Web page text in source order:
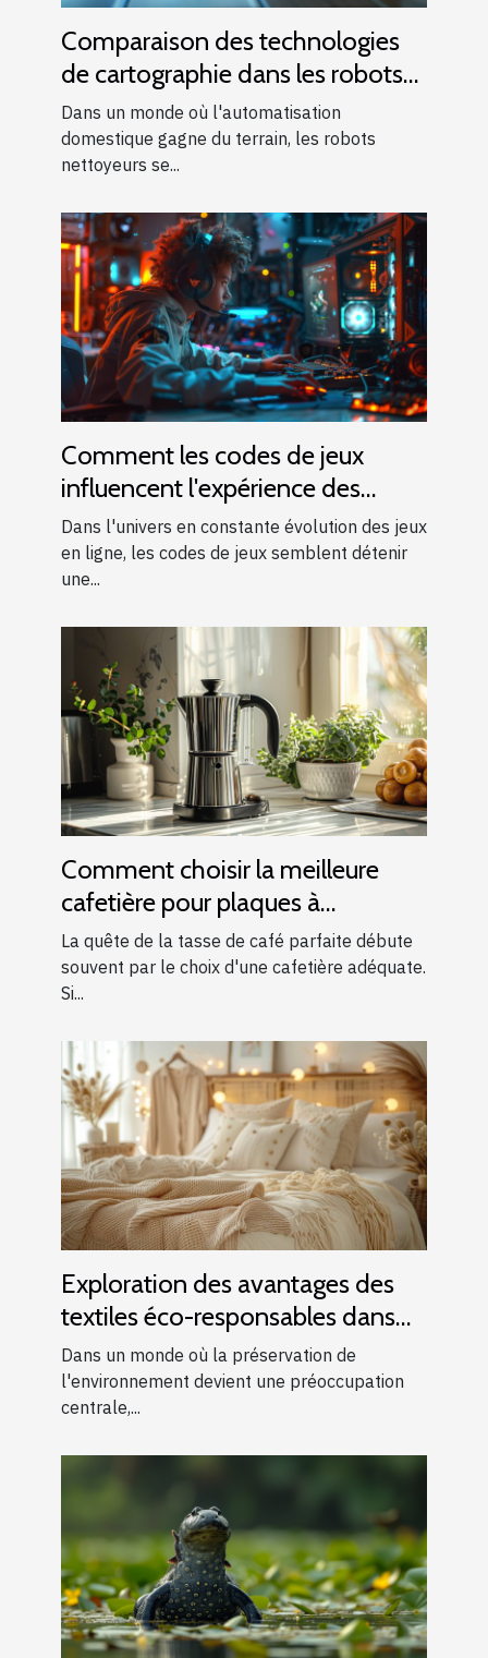
Comparaison des technologies
de cartographie dans les robots
nettoyeurs
Dans un monde où l'automatisation
domestique gagne du terrain, les robots
nettoyeurs se...
Comment les codes de jeux
influencent l'expérience des
joueurs en ligne
Dans l'univers en constante évolution des jeux
en ligne, les codes de jeux semblent détenir
une...
Comment choisir la meilleure
cafetière pour plaques à
induction
La quête de la tasse de café parfaite débute
souvent par le choix d'une cafetière adéquate.
Si...
Exploration des avantages des
textiles éco-responsables dans
les vêtements de nuit
Dans un monde où la préservation de
l'environnement devient une préoccupation
centrale,...